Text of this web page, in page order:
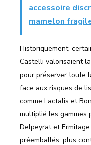
accessoire
mamelon
Historiquement,
Castelli valorisaient
pour préserver toute
face aux risques de
comme Lactalis et
multiplié les gammes
Delpeyrat et
préemballés, plus